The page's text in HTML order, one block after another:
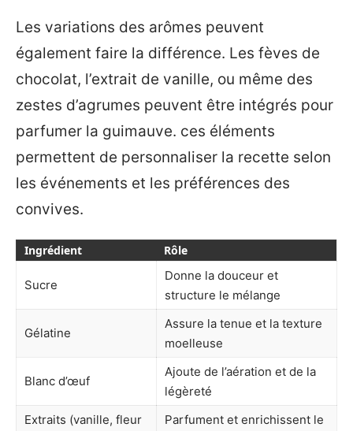
Les variations des arômes peuvent
également faire la différence. Les fèves de
chocolat, l’extrait de vanille, ou même des
zestes d’agrumes peuvent être intégrés pour
parfumer la guimauve. ces éléments
permettent de personnaliser la recette selon
les événements et les préférences des
convives.
Ingrédient Rôle
Sucre
Donne la douceur et
structure le mélange
Gélatine
Assure la tenue et la texture
moelleuse
Blanc d’œuf
Ajoute de l’aération et de la
légèreté
Extraits (vanille, fleur
Parfument et enrichissent le